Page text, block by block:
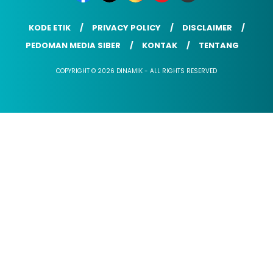
KODE ETIK PRIVACY POLICY
DISCLAIMER
PEDOMAN MEDIA SIBER
KONTAK TENTANG
COPYRIGHT © 2026 DINAMIK - ALL RIGHTS RESERVED